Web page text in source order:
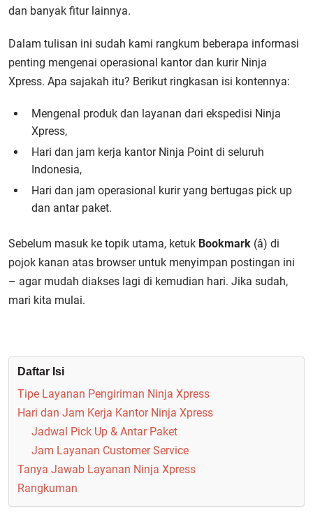
dan banyak fitur lainnya.
Dalam tulisan ini sudah kami rangkum beberapa informasi
penting mengenai operasional kantor dan kurir Ninja
Xpress. Apa sajakah itu? Berikut ringkasan isi kontennya:
Mengenal produk dan layanan dari ekspedisi Ninja
Xpress,
Hari dan jam kerja kantor Ninja Point di seluruh
Indonesia,
Hari dan jam operasional kurir yang bertugas pick up
dan antar paket.
Sebelum masuk ke topik utama, ketuk Bookmark (â­) di
pojok kanan atas browser untuk menyimpan postingan ini
– agar mudah diakses lagi di kemudian hari. Jika sudah,
mari kita mulai.
Daftar Isi
Tipe Layanan Pengiriman Ninja Xpress
Hari dan Jam Kerja Kantor Ninja Xpress
Jadwal Pick Up & Antar Paket
Jam Layanan Customer Service
Tanya Jawab Layanan Ninja Xpress
Rangkuman